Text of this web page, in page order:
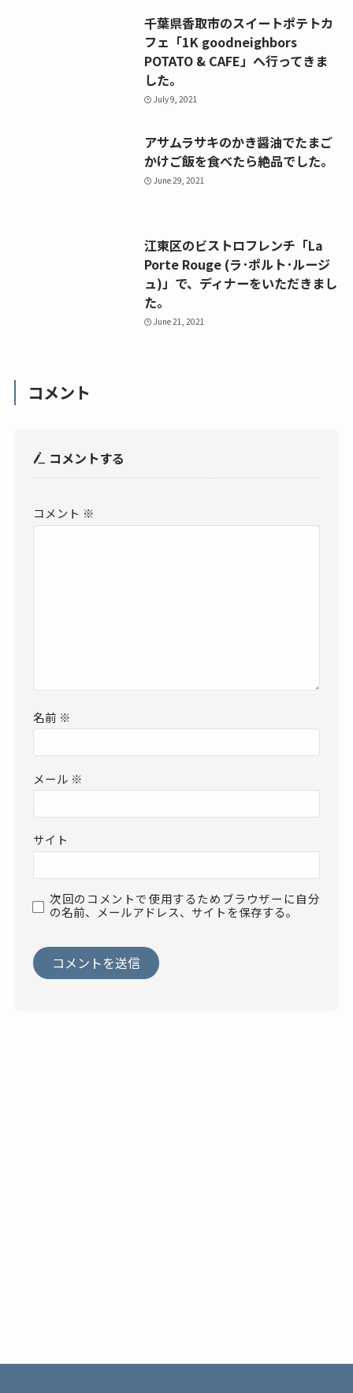
千葉県香取市のスイートポテトカ
フェ「1K goodneighbors
POTATO & CAFE」へ行ってきま
した。
July 9, 2021
アサムラサキのかき醤油でたまご
かけご飯を食べたら絶品でした。
June 29, 2021
江東区のビストロフレンチ「La
Porte Rouge (ラ･ポルト･ルージ
ュ)」で、ディナーをいただきまし
た。
June 21, 2021
コメント
コメントする
コメント ※
名前 ※
メール ※
サイト
次回のコメントで使用するためブラウザーに自分
の名前、メールアドレス、サイトを保存する。